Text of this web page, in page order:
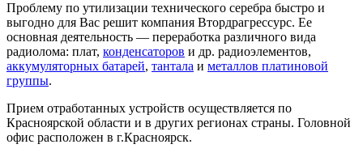
Проблему по утилизации технического серебра быстро и
выгодно для Вас решит компания Втордрагрессурс. Ее
основная деятельность — переработка различного вида
радиолома: плат, конденсаторов и др. радиоэлементов,
аккумуляторных батарей, тантала и металлов платиновой
группы.
Прием отработанных устройств осуществляется по
Красноярской области и в других регионах страны. Головной
офис расположен в г.Красноярск.